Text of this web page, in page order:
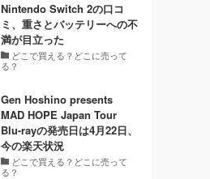
Nintendo Switch 2の口コ
ミ、重さとバッテリーへの不
満が目立った
どこで買える？どこに売って
る？
Gen Hoshino presents
MAD HOPE Japan Tour
Blu-rayの発売日は4月22日、
今の楽天状況
どこで買える？どこに売って
る？